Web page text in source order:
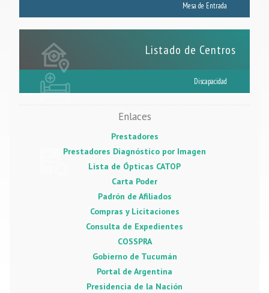
Mesa de Entrada
Listado de Centros
Discapacidad
Enlaces
Prestadores
Prestadores Diagnóstico por Imagen
Lista de Ópticas CATOP
Carta Poder
Padrón de Afiliados
Compras y Licitaciones
Consulta de Expedientes
COSSPRA
Gobierno de Tucumán
Portal de Argentina
Presidencia de la Nación